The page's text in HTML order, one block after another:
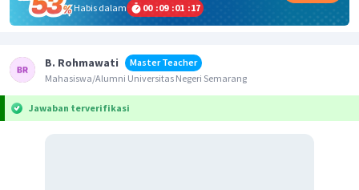
Habis dalam
00 :09 :01 :17
B. Rohmawati
Master Teacher
Mahasiswa/Alumni Universitas Negeri Semarang
Jawaban terverifikasi